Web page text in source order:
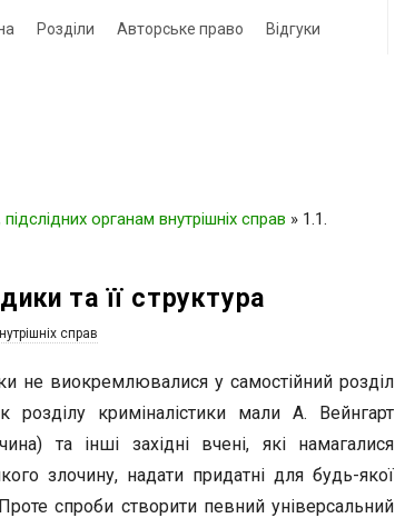
Розділи Авторське право Відгуки
органам внутрішніх справ » 1.1.
та її структура
справ
не виокремлювалися у самостійний розділ
криміналістики мали А. Вейнгарт
та інші західні вчені, які намагалися
злочину, надати придатні для будь-якої
Проте спроби створити певний універсальний